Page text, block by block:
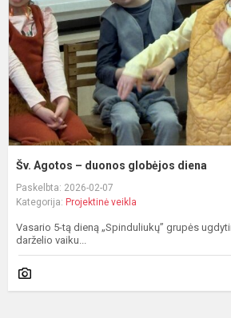
Šv. Agotos – duonos globėjos diena
Paskelbta: 2026-02-07
Kategorija: Projektinė veikla
Vasario 5-tą dieną „Spinduliukų” grupės
darželio vaiku...